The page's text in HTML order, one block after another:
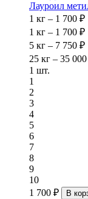
Лауроил
1 кг – 1 700 ₽
1 кг – 1 700 ₽
5 кг – 7 750 ₽
25 кг – 35
1 шт.
1
2
3
4
5
6
7
8
9
10
1 700 ₽
В